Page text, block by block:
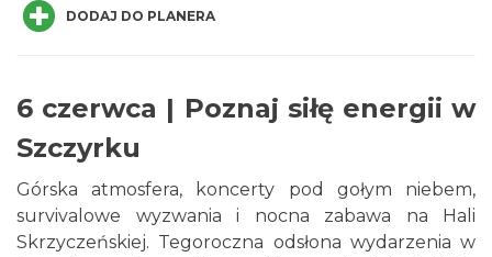
Kino Plenerowe na Hali Skrzyczeńskiej
Szczyrk
2026-08-15
4.88 km
DODAJ DO PLANERA
6 czerwca | Poznaj siłę energii w
Szczyrku
Górska atmosfera, koncerty pod gołym niebem,
survivalowe wyzwania i nocna zabawa na Hali
Skrzyczeńskiej. Tegoroczna odsłona wydarzenia w